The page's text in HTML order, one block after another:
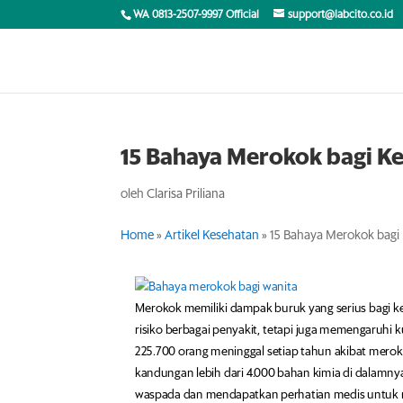
WA 0813-2507-9997 Official support@labcito.co.id
15 Bahaya Merokok bagi
olehClarisa Priliana
Home »Artikel Kesehatan »15 Bahaya Merokok
Merokok memiliki dampak buruk yang serius bagi
risiko berbagai penyakit, tetapi juga memengaruhi
225.700 orang meninggal setiap tahun akibat
kandungan lebih dari 4.000 bahan kimia di
waspada dan mendapatkan perhatian medis untuk